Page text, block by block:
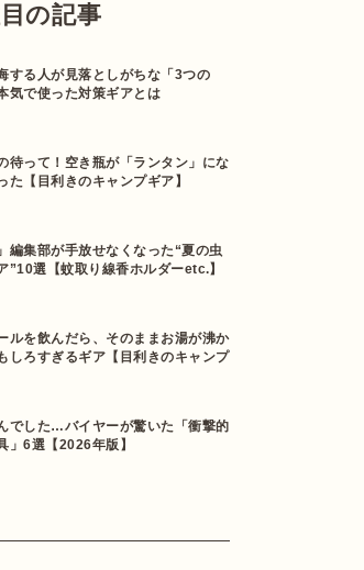
の記事
する人が見落としがちな「3つの
気で使った対策ギアとは
待って！空き瓶が「ランタン」にな
た【目利きのキャンプギア】
編集部が手放せなくなった“夏の虫
”10選【蚊取り線香ホルダーetc.】
ルを飲んだら、そのままお湯が沸か
しろすぎるギア【目利きのキャンプ
でした…バイヤーが驚いた「衝撃的
」6選【2026年版】